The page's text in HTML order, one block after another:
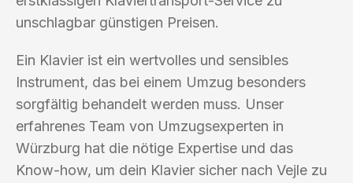
unschlagbar günstigen Preisen.
Ein Klavier ist ein wertvolles und sensibles
Instrument, das bei einem Umzug besonders
sorgfältig behandelt werden muss. Unser
erfahrenes Team von Umzugsexperten in
Würzburg hat die nötige Expertise und das
Know-how, um dein Klavier sicher nach Vejle zu